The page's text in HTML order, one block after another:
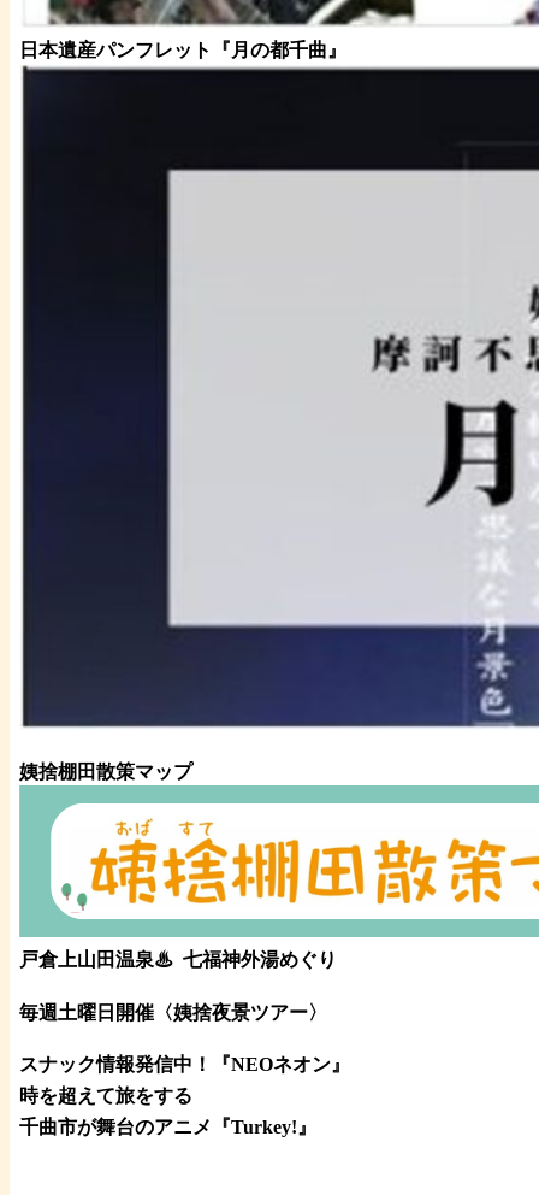
日本遺産パンフレット 『月の都千曲 』
姨捨棚田散策マップ
戸倉上山田温泉♨ 七福神外湯めぐり
毎週土曜日開催〈姨捨夜景ツアー〉
スナック情報発信中！『NEOネオン』
時を超えて旅をする
千曲市が舞台のアニメ『Turkey!』